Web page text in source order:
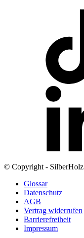
© Copyright - SilberHolz
Glossar
Datenschutz
AGB
Vertrag widerrufen
Barrierefreiheit
Impressum